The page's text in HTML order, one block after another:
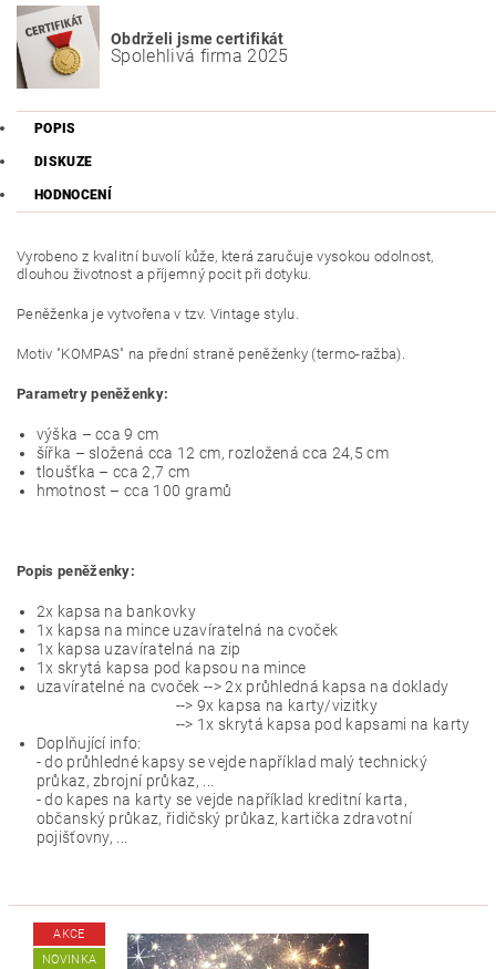
Obdrželi jsme certifikát
Spolehlivá firma 2025
POPIS
DISKUZE
HODNOCENÍ
Vyrobeno z kvalitní buvolí kůže, která zaručuje vysokou odolnost,
dlouhou životnost a příjemný pocit při dotyku.
Peněženka je vytvořena v tzv. Vintage stylu.
Motiv "KOMPAS" na přední straně peněženky (termo-ražba).
Parametry peněženky:
výška – cca 9 cm
šířka – složená cca 12 cm, rozložená cca 24,5 cm
tloušťka – cca 2,7 cm
hmotnost – cca 100 gramů
Popis peněženky:
2x kapsa na bankovky
1x kapsa na mince uzavíratelná na cvoček
1x kapsa uzavíratelná na zip
1x skrytá kapsa pod kapsou na mince
uzavíratelné na cvoček --> 2x průhledná kapsa na doklady
--> 9x kapsa na karty/vizitky
--> 1x skrytá kapsa pod kapsami na karty
Doplňující info:
- do průhledné kapsy se vejde například malý technický
průkaz, zbrojní průkaz, ...
- do kapes na karty se vejde například kreditní karta,
občanský průkaz, řidičský průkaz, kartička zdravotní
pojišťovny, ...
AKCE
NOVINKA